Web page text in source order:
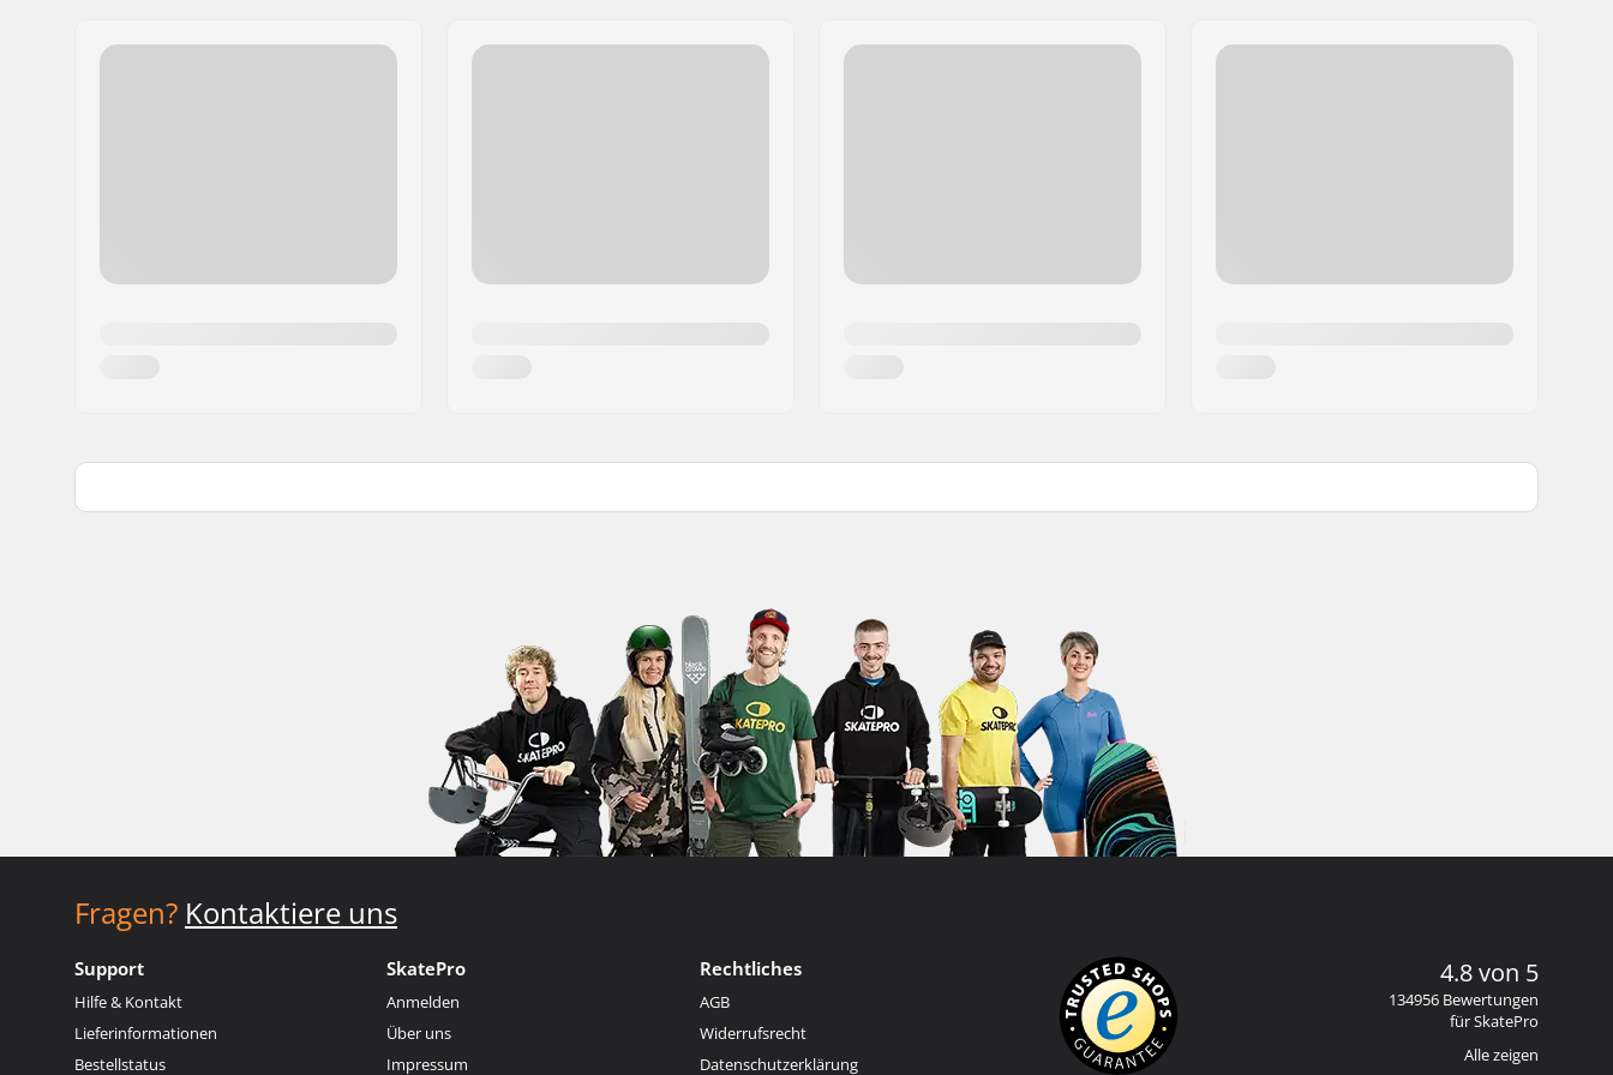
Fragen? Kontaktiere uns
Support
Hilfe & Kontakt
Lieferinformationen
Bestellstatus
SkatePro
Anmelden
Über uns
Impressum
Rechtliches
AGB
Widerrufsrecht
Datenschutzerklärung
4.8 von 5
134956 Bewertungen
für SkatePro
Alle zeigen